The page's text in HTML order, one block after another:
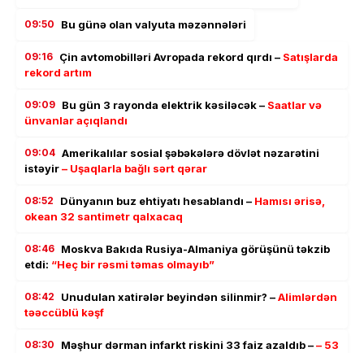
09:50 Bu günə olan valyuta məzənnələri
09:16 Çin avtomobilləri Avropada rekord qırdı – Satışlarda
rekord artım
09:09 Bu gün 3 rayonda elektrik kəsiləcək – Saatlar və
ünvanlar açıqlandı
09:04 Amerikalılar sosial şəbəkələrə dövlət nəzarətini
istəyir– Uşaqlarla bağlı sərt qərar
08:52 Dünyanın buz ehtiyatı hesablandı – Hamısı ərisə,
okean 32 santimetr qalxacaq
08:46 Moskva Bakıda Rusiya-Almaniya görüşünü təkzib
etdi: “Heç bir rəsmi təmas olmayıb”
08:42 Unudulan xatirələr beyindən silinmir? –Alimlərdən
təəccüblü kəşf
08:30 Məşhur dərman infarkt riskini 33 faiz azaldıb –– 53